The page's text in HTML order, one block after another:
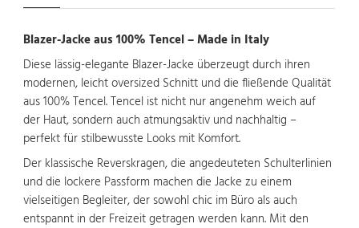
Blazer-Jacke aus 100% Tencel – Made in Italy
Diese lässig-elegante Blazer-Jacke überzeugt durch ihren
modernen, leicht oversized Schnitt und die fließende Qualität
aus 100% Tencel. Tencel ist nicht nur angenehm weich auf
der Haut, sondern auch atmungsaktiv und nachhaltig –
perfekt für stilbewusste Looks mit Komfort.
Der klassische Reverskragen, die angedeuteten Schulterlinien
und die lockere Passform machen die Jacke zu einem
vielseitigen Begleiter, der sowohl chic im Büro als auch
entspannt in der Freizeit getragen werden kann. Mit den